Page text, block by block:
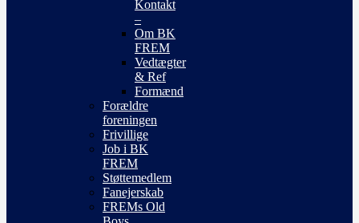
Kontakt
–
Om BK
FREM
Vedtægter
& Ref
Formænd
Forældre
foreningen
Frivillige
Job i BK
FREM
Støttemedlem
Fanejerskab
FREMs Old